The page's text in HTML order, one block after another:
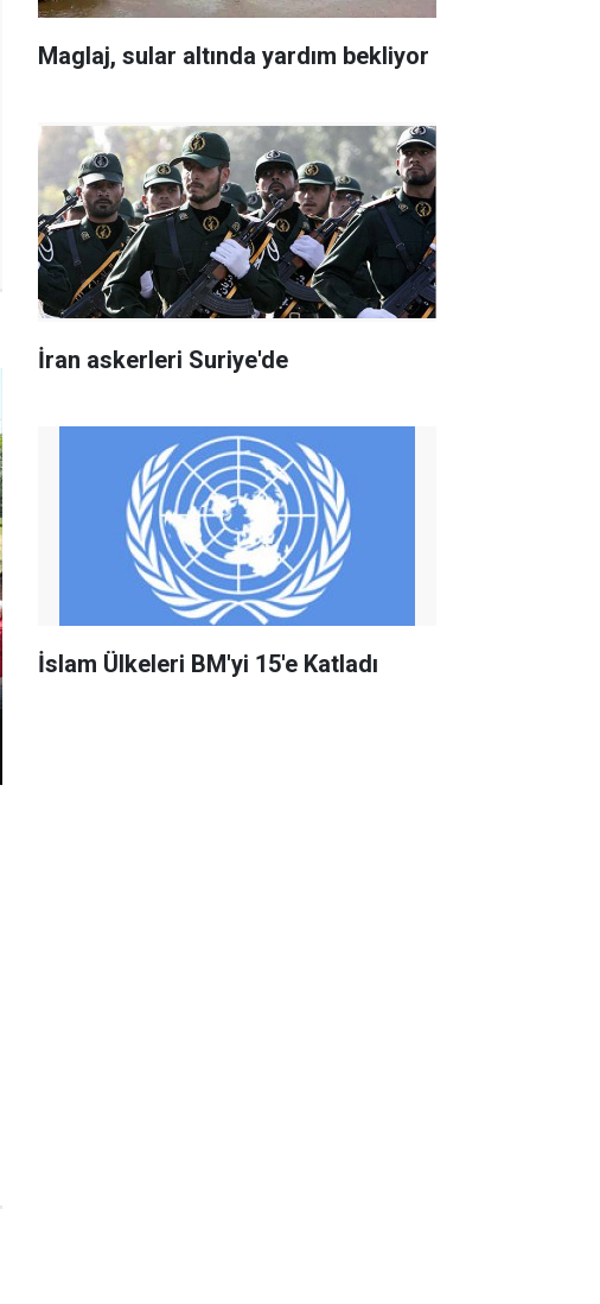
Maglaj, sular altında yardım bekliyor
İran askerleri Suriye'de
İslam Ülkeleri BM'yi 15'e Katladı